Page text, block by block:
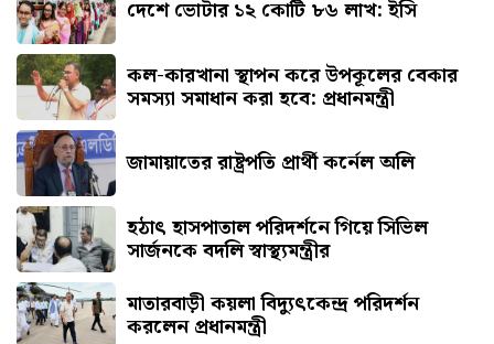
দেশে ভোটার ১২ কোটি ৮৬ লাখ: ইসি
কল-কারখানা স্থাপন করে উপকূলের বেকার
সমস্যা সমাধান করা হবে: প্রধানমন্ত্রী
জামায়াতের রাষ্ট্রপতি প্রার্থী কর্নেল অলি
হঠাৎ হাসপাতাল পরিদর্শনে গিয়ে সিভিল
সার্জনকে বদলি স্বাস্থ্যমন্ত্রীর
মাতারবাড়ী কয়লা বিদ্যুৎকেন্দ্র পরিদর্শন
করলেন প্রধানমন্ত্রী